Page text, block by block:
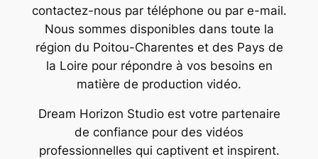
contactez-nous par téléphone ou par e-mail.
Nous sommes disponibles dans toute la
région du Poitou-Charentes et des Pays de
la Loire pour répondre à vos besoins en
matière de production vidéo.
Dream Horizon Studio est votre partenaire
de confiance pour des vidéos
professionnelles qui captivent et inspirent.